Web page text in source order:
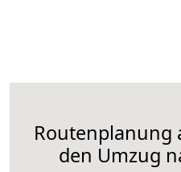
Routenplanung
den Umzug